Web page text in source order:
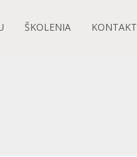
ŠKOLENIA KONTAKT